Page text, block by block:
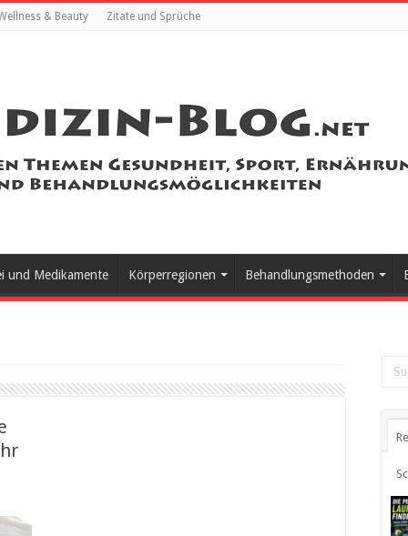
& Beauty Zitate und Sprüche
und Medikamente Körperregionen Behandlungsmethoden